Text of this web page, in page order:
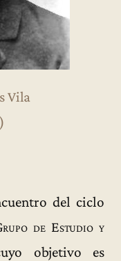
Vila
del ciclo
de Estudio y
objetivo es